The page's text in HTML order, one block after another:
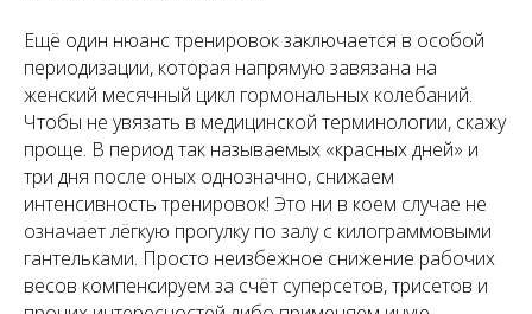
Ещё один нюанс тренировок заключается в особой
периодизации, которая напрямую завязана на
женский месячный цикл гормональных колебаний.
Чтобы не увязать в медицинской терминологии, скажу
проще. В период так называемых «красных дней» и
три дня после оных однозначно, снижаем
интенсивность тренировок! Это ни в коем случае не
означает лёгкую прогулку по залу с килограммовыми
гантельками. Просто неизбежное снижение рабочих
весов компенсируем за счёт суперсетов, трисетов и